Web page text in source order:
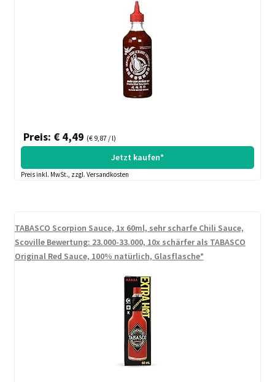
Preis: € 4,49 (€ 9,87 / l)
Jetzt kaufen*
Preis inkl. MwSt., zzgl. Versandkosten
TABASCO Scorpion Sauce, 1x 60ml, sehr scharfe Chili Sauce,
Scoville Bewertung: 23.000-33.000, 10x schärfer als TABASCO
Original Red Sauce, 100% natürlich, Glasflasche*